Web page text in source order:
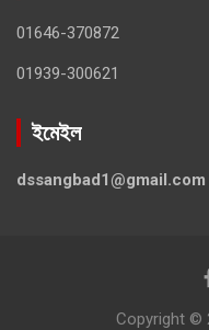
01646-370872
01939-300621
ইমেইল
dssangbad1@gmail.com
Copyright ©